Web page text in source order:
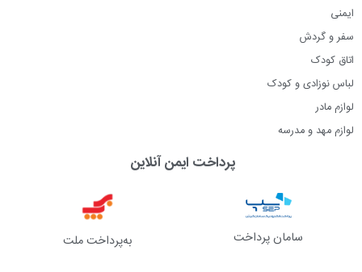
ایمنی
سفر و گردش
اتاق کودک
لباس نوزادی و کودک
لوازم مادر
لوازم مهد و مدرسه
پرداخت ایمن آنلاین
سامان پرداخت به‌پرداخت ملت